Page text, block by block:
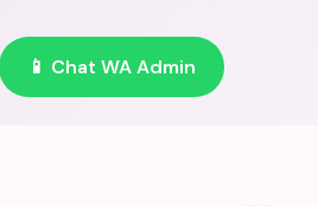
📱 Chat WA Admin